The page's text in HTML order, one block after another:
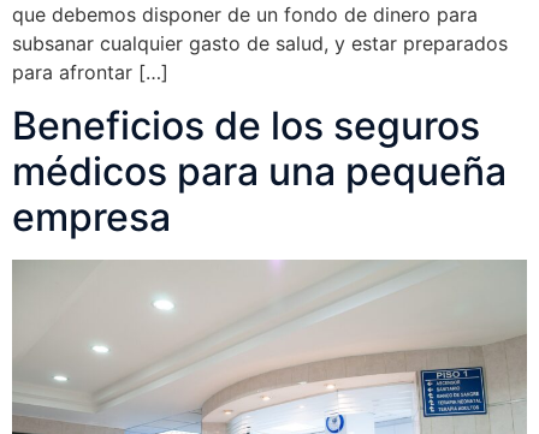
que debemos disponer de un fondo de dinero para
subsanar cualquier gasto de salud, y estar preparados
para afrontar […]
Beneficios de los seguros
médicos para una pequeña
empresa